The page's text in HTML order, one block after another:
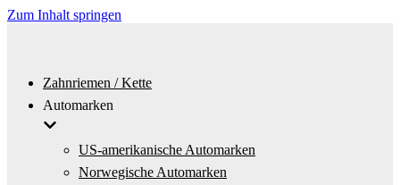
Zum Inhalt springen
Zahnriemen / Kette
Automarken
US-amerikanische Automarken
Norwegische Automarken